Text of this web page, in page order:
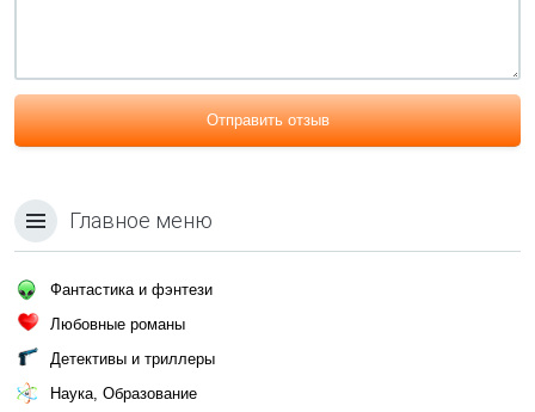
Отправить отзыв
Главное меню
Фантастика и фэнтези
Любовные романы
Детективы и триллеры
Наука, Образование